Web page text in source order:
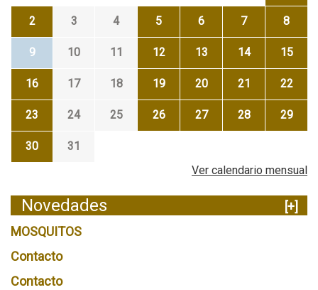
2 3 4 5 6 7 8
9 10 11 12 13 14 15
16 17 18 19 20 21 22
23 24 25 26 27 28 29
30
31
Ver calendario mensual
Novedades
[+]
MOSQUITOS
Contacto
Contacto